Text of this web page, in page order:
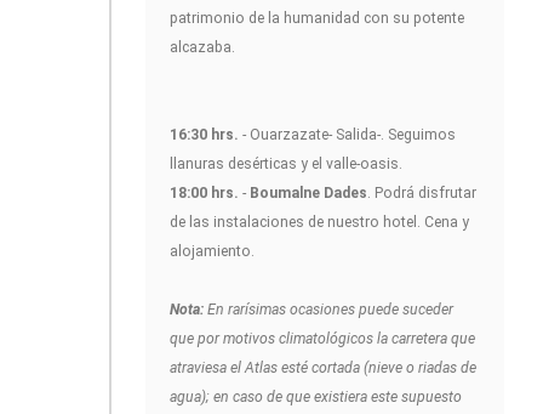
patrimonio de la humanidad con su potente
alcazaba.
16:30 hrs. - Ouarzazate- Salida-. Seguimos
llanuras desérticas y el valle-oasis.
18:00 hrs. - Boumalne Dades . Podrá disfrutar
de las instalaciones de nuestro hotel. Cena y
alojamiento.
Nota: En rarísimas ocasiones puede suceder
que por motivos climatológicos la carretera que
atraviesa el Atlas esté cortada (nieve o riadas de
agua); en caso de que existiera este supuesto